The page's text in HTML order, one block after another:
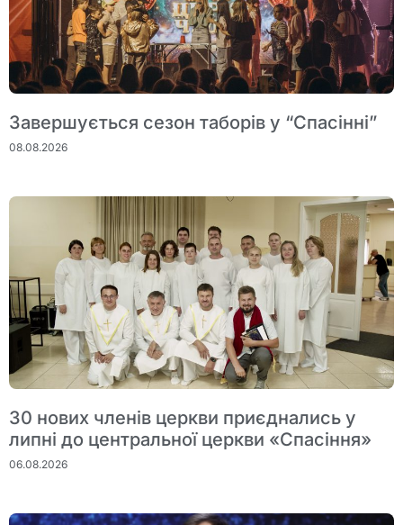
Завершується сезон таборів у “Спасінні”
08.08.2026
30 нових членів церкви приєднались у
липні до центральної церкви «Спасіння»
06.08.2026